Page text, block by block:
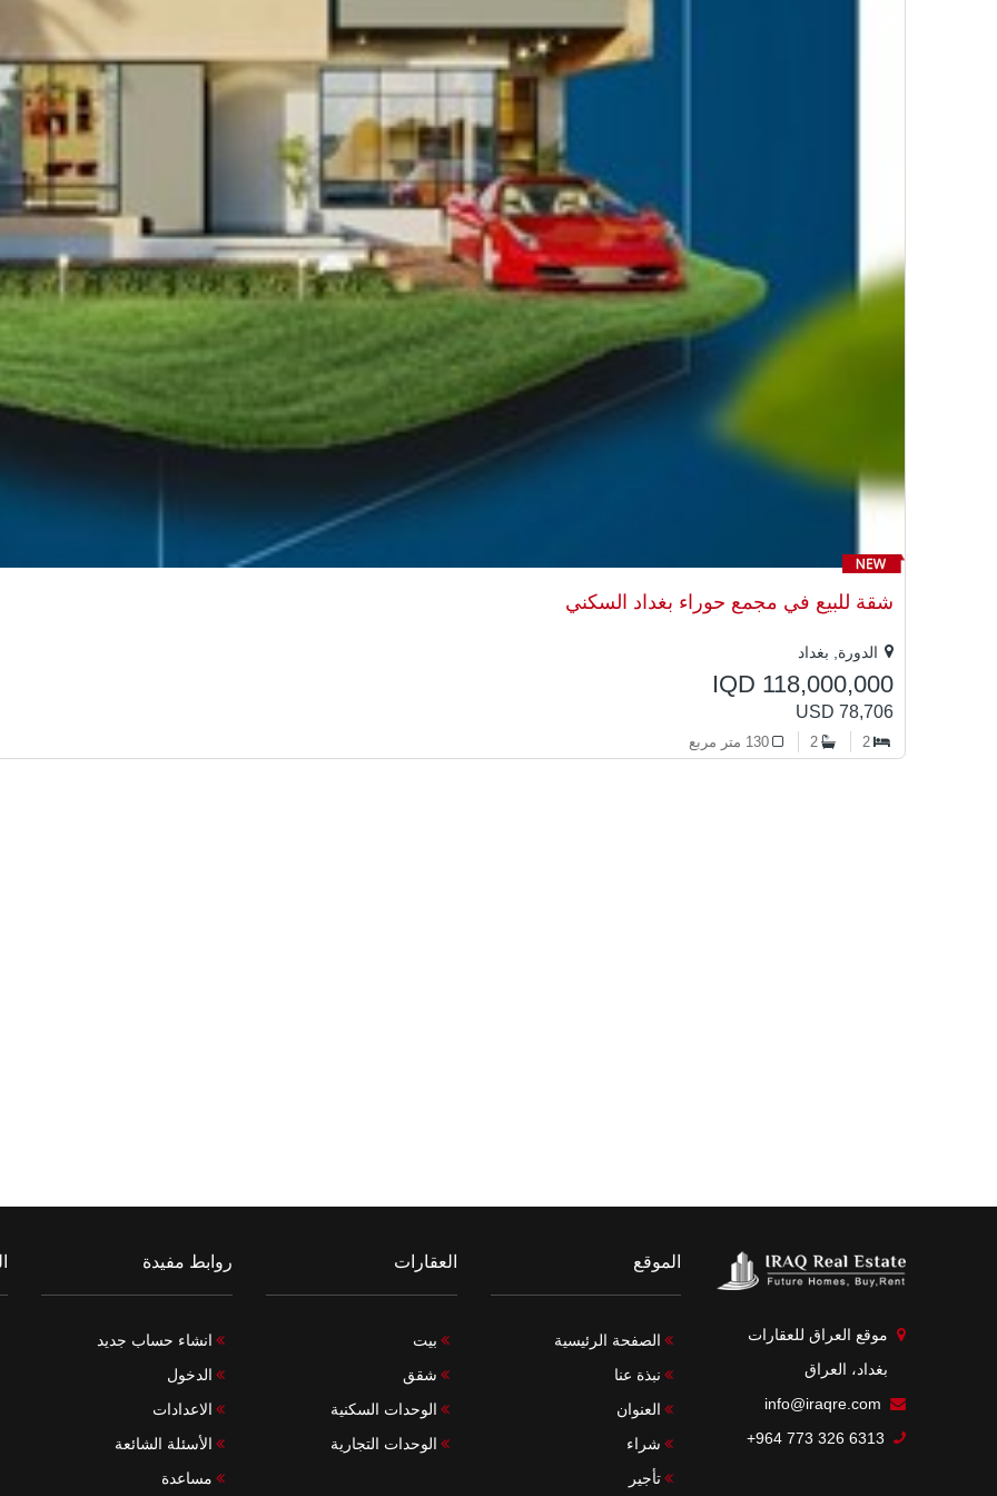
شقة للبيع في مجمع حوراء بغداد السكني
الدورة, بغداد
IQD 118,000,000
USD 78,706
2
2 130 متر مربع
موقع العراق للعقارات
بغداد، العراق
info@iraqre.com
+964 773 326 6313
الموقع
الصفحة الرئيسية
نبذة عنا
العنوان
شراء
تأجير
العقارات
بيت
شقق
الوحدات السكنية
الوحدات التجارية
روابط مفيدة
انشاء حساب جديد
الدخول
الاعدادات
الأسئلة الشائعة
مساعدة